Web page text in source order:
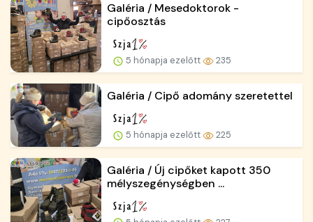
Galéria / Mesedoktorok -
cipőosztás
5 hónapja ezelőtt 235
Galéria / Cipő adomány szeretettel
5 hónapja ezelőtt 225
Galéria / Új cipőket kapott 350
mélyszegénységben ...